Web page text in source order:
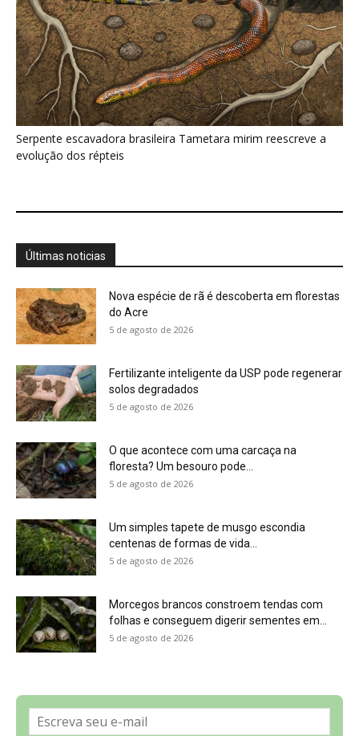
Nova espécie de rã é descoberta em florestas
do Acre
5 de agosto de 2026
Fertilizante inteligente da USP pode regenerar
solos degradados
5 de agosto de 2026
Um simples tapete de musgo escondia
5 de agosto de 2026
5 de agosto de 2026
Política de Privacidade, LGPD e RGPD